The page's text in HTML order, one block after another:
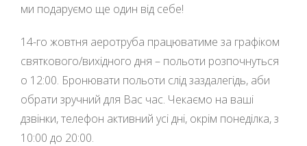
ми подаруємо ще один від себе!
14-го жовтня аеротруба працюватиме за графіком
святкового/вихідного дня – польоти розпочнуться
о 12:00. Бронювати польоти слід заздалегідь, аби
обрати зручний для Вас час. Чекаємо на ваші
дзвінки, телефон активний усі дні, окрім понеділка, з
10:00 до 20:00.